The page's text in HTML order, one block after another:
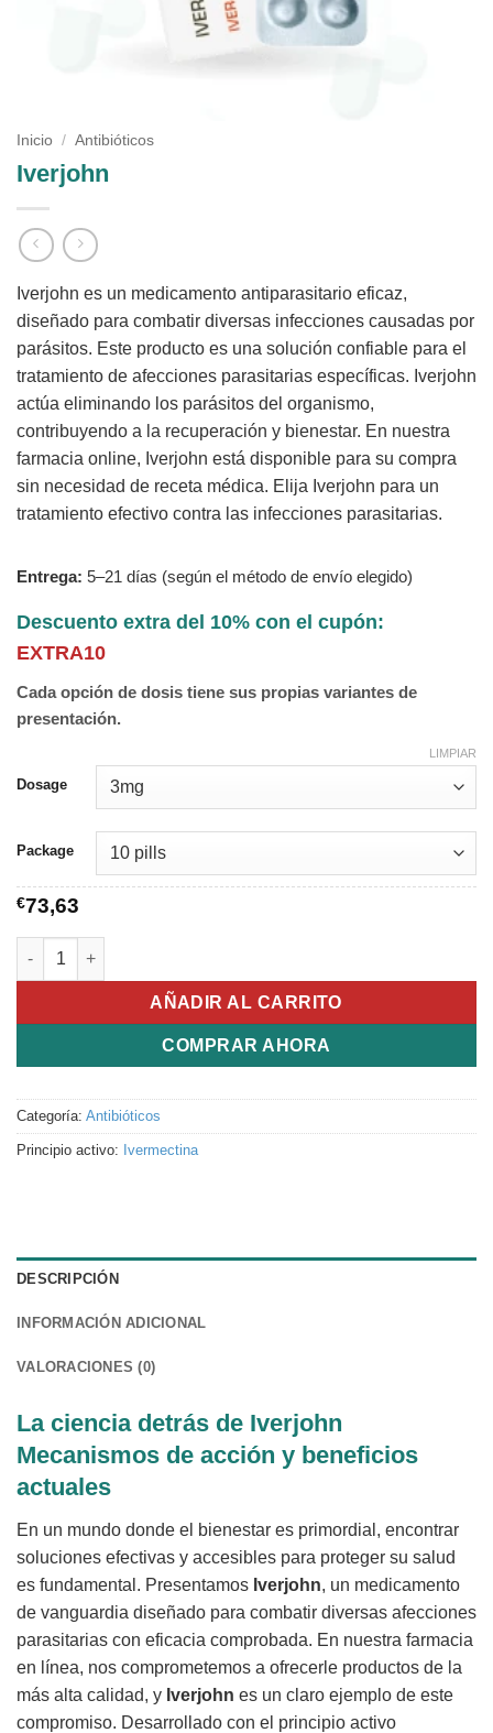
Inicio / Antibióticos
Iverjohn
Iverjohn es un medicamento antiparasitario eficaz,
diseñado para combatir diversas infecciones causadas por
parásitos. Este producto es una solución confiable para el
tratamiento de afecciones parasitarias específicas. Iverjohn
actúa eliminando los parásitos del organismo,
contribuyendo a la recuperación y bienestar. En nuestra
farmacia online, Iverjohn está disponible para su compra
sin necesidad de receta médica. Elija Iverjohn para un
tratamiento efectivo contra las infecciones parasitarias.
Entrega: 5–21 días (según el método de envío elegido)
Descuento extra del 10% con el cupón:
EXTRA10
Cada opción de dosis tiene sus propias variantes de
presentación.
Dosage
Package
LIMPIAR
€73,63
Iverjohn cantidad
AÑADIR AL CARRITO
COMPRAR AHORA
Categoría: Antibióticos
Principio activo: Ivermectina
DESCRIPCIÓN
INFORMACIÓN ADICIONAL
VALORACIONES (0)
La ciencia detrás de Iverjohn
Mecanismos de acción y beneficios
actuales
En un mundo donde el bienestar es primordial, encontrar
soluciones efectivas y accesibles para proteger su salud
es fundamental. Presentamos Iverjohn, un medicamento
de vanguardia diseñado para combatir diversas afecciones
parasitarias con eficacia comprobada. En nuestra farmacia
en línea, nos comprometemos a ofrecerle productos de la
más alta calidad, y Iverjohn es un claro ejemplo de este
compromiso. Desarrollado con el principio activo